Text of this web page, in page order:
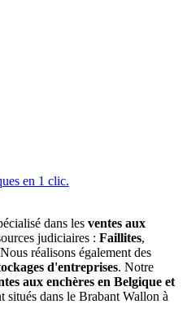
dans les ventes aux
judiciaires : Faillites,
réalisons également des
d'entreprises. Notre
aux enchères en Belgique et
situés dans le Brabant Wallon à